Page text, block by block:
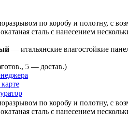
по коробу и полотну, с
сталь с нанесением
— итальянские влагостойкие
5 — достав.)
по коробу и полотну, с
сталь с нанесением